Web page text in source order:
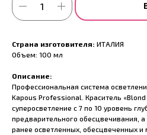
Страна изготовителя: ИТАЛИЯ
Объем: 100 мл
Описание:
Профессиональная система
Kapous Professional. Краситель
суперосветление с 7 по 10 уровень
предварительного обесцвечивания,
ранее осветленных, обесцвеченных и